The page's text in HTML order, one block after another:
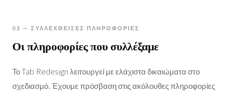
03 — ΣΥΛΛΕΧΘΕΊΣΕΣ ΠΛΗΡΟΦΟΡΊΕΣ
Οι πληροφορίες που συλλέξαμε
Το Tab Redesign λειτουργεί με ελάχιστα δικαιώματα στο
σχεδιασμό. Έχουμε πρόσβαση στις ακόλουθες πληροφορίες